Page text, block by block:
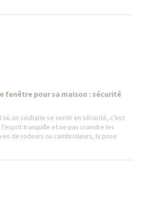
fenêtre pour sa maison : sécurité
où on souhaite se sentir en sécurité, c’est
tranquille et ne pas craindre les
de rodeurs ou cambrioleurs, la pose